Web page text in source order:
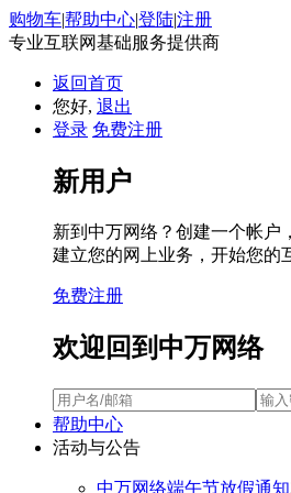
购物车|帮助中心|登陆|注册
专业互联网基础服务提供商
返回首页
您好, 退出
登录 免费注册
新用户
新到中万网络？创建一个帐户，
建立您的网上业务，开始您的
免费注册
欢迎回到中万网络
帮助中心
活动与公告
中万网络端午节放假通知